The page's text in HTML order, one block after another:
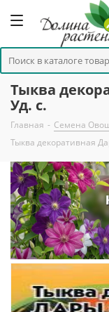
Тыква
Уд. с.
Главная - Семена
Тыква декоративная